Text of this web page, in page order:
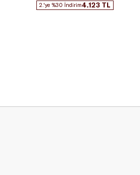
2.'ye %30 İndirim4.123 TL